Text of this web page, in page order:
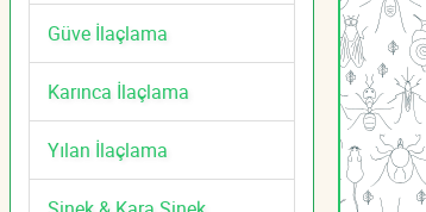
Güve İlaçlama
Karınca İlaçlama
Yılan İlaçlama